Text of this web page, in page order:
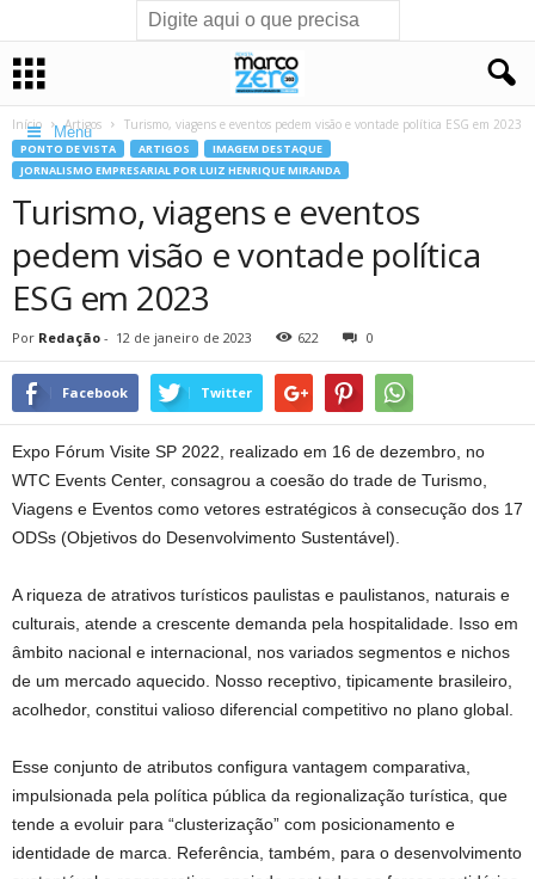
Menu
Início Artigos Turismo, viagens e eventos pedem visão e vontade política ESG em 2023
PONTO DE VISTA ARTIGOS
IMAGEM DESTAQUE
JORNALISMO EMPRESARIAL POR LUIZ HENRIQUE MIRANDA
Turismo, viagens e eventos
pedem visão e vontade política
ESG em 2023
Por Redação - 12 de janeiro de 2023 622 0
Facebook Twitter
Expo Fórum Visite SP 2022, realizado em 16 de dezembro, no
WTC Events Center, consagrou a coesão do trade de Turismo,
Viagens e Eventos como vetores estratégicos à consecução dos 17
ODSs (Objetivos do Desenvolvimento Sustentável).
A riqueza de atrativos turísticos paulistas e paulistanos, naturais e
culturais, atende a crescente demanda pela hospitalidade. Isso em
âmbito nacional e internacional, nos variados segmentos e nichos
de um mercado aquecido. Nosso receptivo, tipicamente brasileiro,
acolhedor, constitui valioso diferencial competitivo no plano global.
Esse conjunto de atributos configura vantagem comparativa,
impulsionada pela política pública da regionalização turística, que
tende a evoluir para “clusterização” com posicionamento e
identidade de marca. Referência, também, para o desenvolvimento